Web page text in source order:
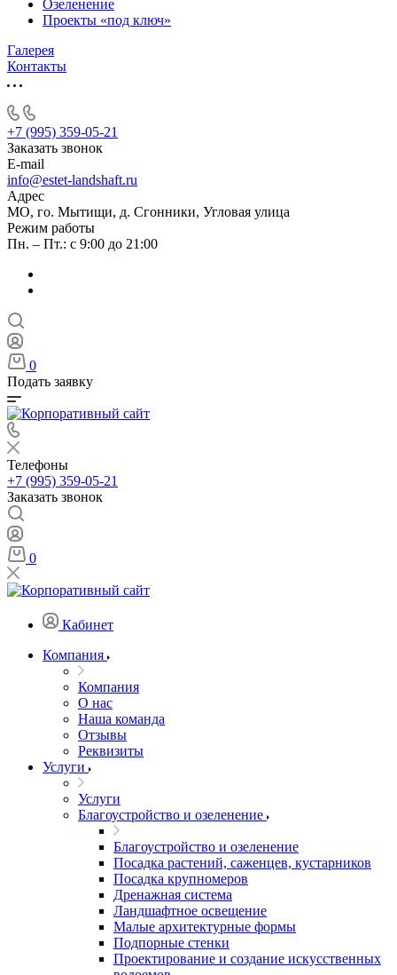
Озеленение
Проекты «под ключ»
Галерея
Контакты
+7 (995) 359-05-21
Заказать звонок
E-mail
info@estet-landshaft.ru
Адрес
МО, го. Мытищи, д. Сгонники, Угловая улица
Режим работы
Пн. – Пт.: с 9:00 до 21:00
0
Подать заявку
Телефоны
+7 (995) 359-05-21
Заказать звонок
0
Кабинет
Компания
Компания
О нас
Наша команда
Отзывы
Реквизиты
Услуги
Услуги
Благоустройство и озеленение
Благоустройство и озеленение
Посадка растений, саженцев, кустарников
Посадка крупномеров
Дренажная система
Ландшафтное освещение
Малые архитектурные формы
Подпорные стенки
Проектирование и создание искусственных